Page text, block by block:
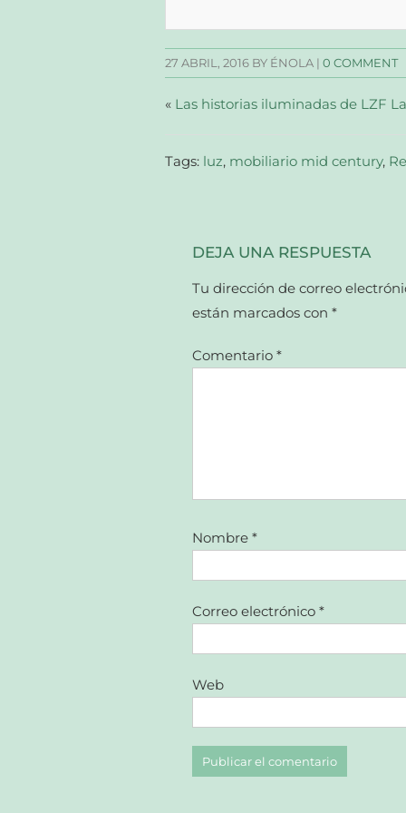
abre
una
ventana
nueva)
abre
una
ventana
nueva)
abre
una
ventana
nueva)
correo
a
un
amigo
abre
en
27 ABRIL, 2016 BY ÉNOLA | 0 COMMENT
« Las historias iluminadas de LZF
Tags: luz, mobiliario mid century,
DEJA UNA RESPUESTA
Tu dirección de correo
están marcados con *
Comentario *
Nombre *
Correo electrónico *
Web